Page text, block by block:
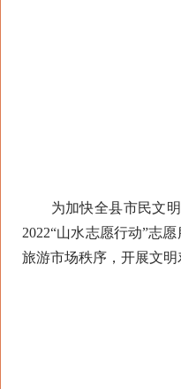
为加快全县市民文明
2022“山水志愿行动”志
旅游市场秩序，开展文